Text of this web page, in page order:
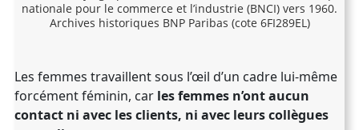
nationale pour le commerce et l’industrie (BNCI) vers 1960.
Archives historiques BNP Paribas (cote 6FI289EL)
Les femmes travaillent sous l’œil d’un cadre lui-même
forcément féminin, car les femmes n’ont aucun
contact ni avec les clients, ni avec leurs collègues